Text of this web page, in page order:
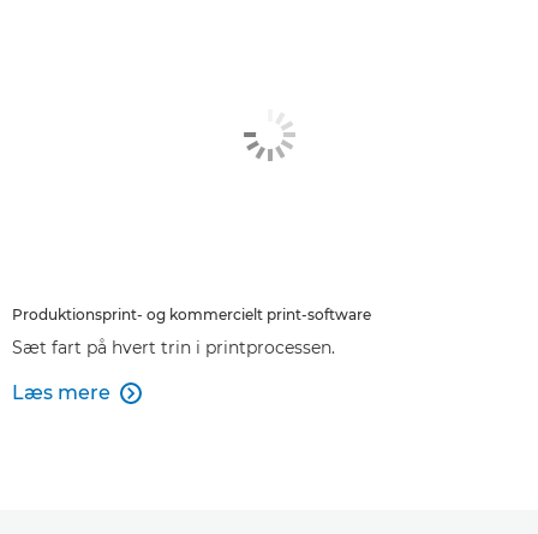
Produktionsprint- og kommercielt print-software
Sæt fart på hvert trin i printprocessen.
Læs mere 